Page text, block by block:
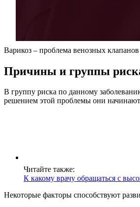
Варикоз – проблема венозных
Причины и группы
В группу риска по данному
решением этой проблемы они
Читайте также:
К какому врачу обращаться с
Некоторые факторы способствуют